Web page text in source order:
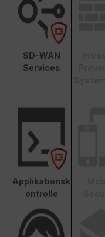
SD-WAN
Services
Applikationsk
ontrolle